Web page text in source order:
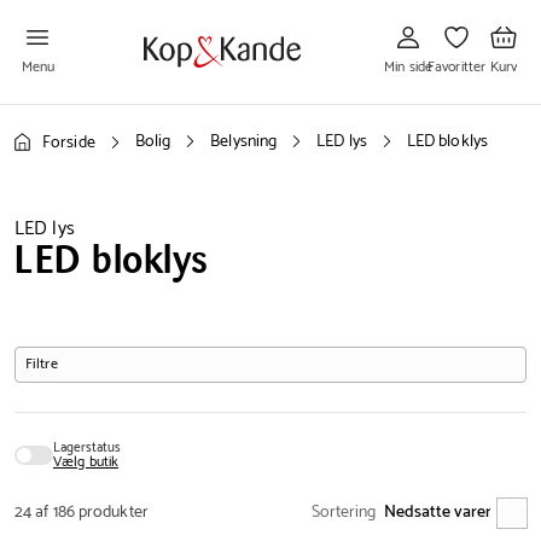
Menu
til
Min
side
Min side
til
Favoritter
Favoritter
til
Kurv
Kurv
Forside Bolig Belysning LED lys LED bloklys
LED lys
LED bloklys
Filtre
Lagerstatus
Vælg butik
24 af 186 produkter Sortering